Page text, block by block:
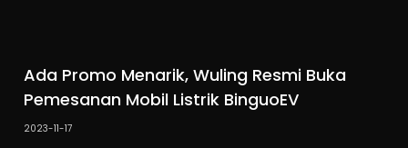
Ada Promo Menarik, Wuling Resmi Buka
Pemesanan Mobil Listrik BinguoEV
2023-11-17